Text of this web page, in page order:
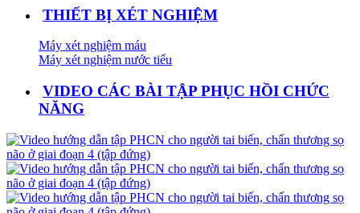
THIẾT BỊ XÉT NGHIỆM
Máy xét nghiệm máu
Máy xét nghiệm nước tiểu
VIDEO CÁC BÀI TẬP PHỤC HỒI CHỨC
NĂNG